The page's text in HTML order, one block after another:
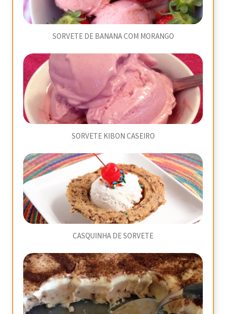
SORVETE DE BANANA COM MORANGO
SORVETE KIBON CASEIRO
CASQUINHA DE SORVETE